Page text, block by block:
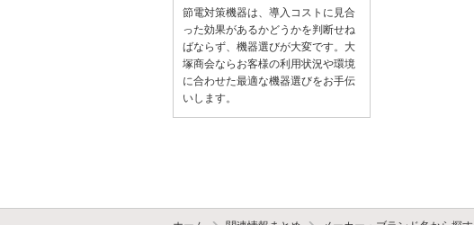
節電対策機器は、導入コストに見合
った効果があるかどうかを判断せね
ばならず、機器選びが大変です。大
塚商会ならお客様の利用状況や環境
に合わせた最適な機器選びをお手伝
いします。